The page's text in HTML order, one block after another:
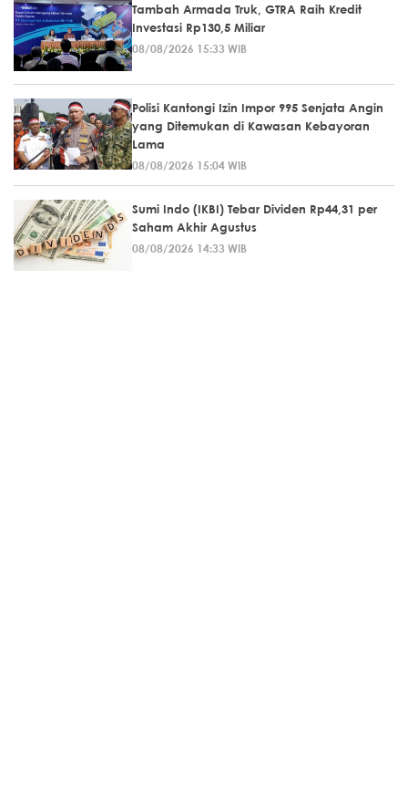
Tambah Armada Truk, GTRA Raih Kredit
Investasi Rp130,5 Miliar
08/08/2026 15:33 WIB
Polisi Kantongi Izin Impor 995 Senjata Angin
yang Ditemukan di Kawasan Kebayoran
Lama
08/08/2026 15:04 WIB
Sumi Indo (IKBI) Tebar Dividen Rp44,31 per
Saham Akhir Agustus
08/08/2026 14:33 WIB